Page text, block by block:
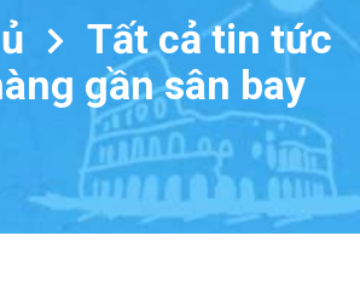
Tất cả tin tức
gần sân bay